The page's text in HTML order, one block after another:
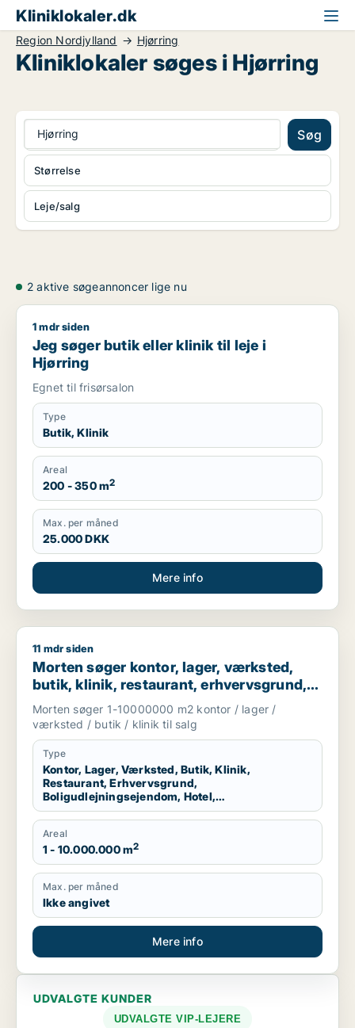
Kliniklokaler.dk
Region Nordjylland Hjørring
Kliniklokaler søges i Hjørring
Hjørring Søg
Leje/salg
Størrelse
2 aktive søgeannoncer lige nu
Jeg søger butik eller klinik til leje i Hjørring
1 mdr siden
Jeg søger butik eller klinik til leje i
Hjørring
Egnet til frisørsalon
Type
Butik, Klinik
Areal
200 - 350 m2
Max. per måned
25.000 DKK
Mere info
Morten søger kontor, lager, værksted, butik, klinik,
11 mdr siden
Morten søger kontor, lager, værksted,
butik, klinik, restaurant, erhvervsgrund,
boligudlejningsejendom, hotel eller
produktionslokaler til salg i Region
Nordjylland
Morten søger 1-10000000 m2 kontor / lager /
værksted / butik / klinik til salg
Type
Kontor, Lager, Værksted, Butik, Klinik,
Restaurant, Erhvervsgrund,
Boligudlejningsejendom, Hotel,
Produktionslokaler
Areal
1 - 10.000.000 m2
Max. per måned
Ikke angivet
Mere info
UDVALGTE KUNDER
UDVALGTE VIP-LEJERE